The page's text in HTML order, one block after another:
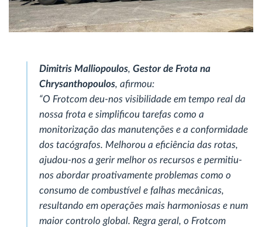
Dimitris Malliopoulos, Gestor de Frota na
Chrysanthopoulos, afirmou:
“O Frotcom deu-nos visibilidade em tempo real da
nossa frota e simplificou tarefas como a
monitorização das manutenções e a conformidade
dos tacógrafos. Melhorou a eficiência das rotas,
ajudou-nos a gerir melhor os recursos e permitiu-
nos abordar proativamente problemas como o
consumo de combustível e falhas mecânicas,
resultando em operações mais harmoniosas e num
maior controlo global. Regra geral, o Frotcom